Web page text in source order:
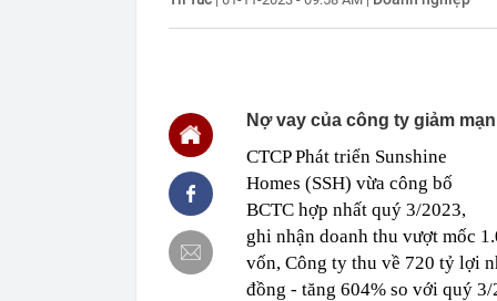
Du khách
21:20
Miền Bắc
21:16
4 món ăn
38 lần táo:
Cậu bé hồi
“ngôi sao”,
21:06
Tịch thu hơn
xe khách
21:05
Su-57 ẩn
Nợ vay của công ty giảm
CTCP Phát triển Sunshine
Homes (SSH) vừa công bố
BCTC hợp nhất quý 3/2023,
ghi nhận doanh thu vượt mốc
vốn, Công ty thu về 720 tỷ lợi
đồng - tăng 604% so với quý 3/